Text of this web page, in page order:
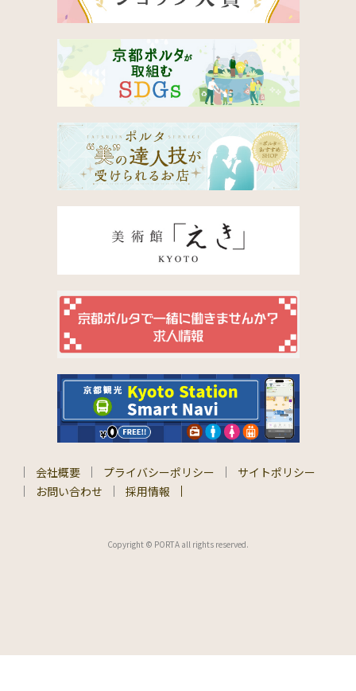
会社概要 プライバシーポリシー
サイトポリシー
お問い合わせ
採用情報
Copyright © PORTA all rights reserved.